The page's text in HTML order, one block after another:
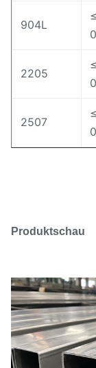
904L
≤
2205
≤
2507
≤
Produktschau